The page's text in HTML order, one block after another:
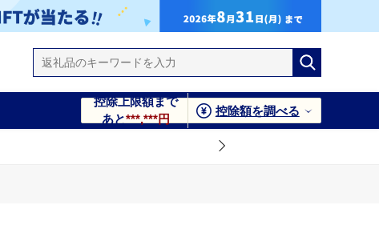
控除上限額まで
あと***,***円
控除額を調べる